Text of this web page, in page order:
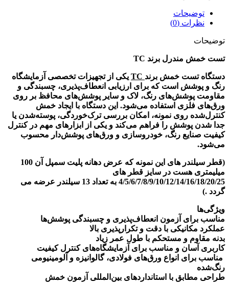
توضیحات
نظرات (0)
توضیحات
تست خمش مندرل برند TC
دستگاه تست خمش برند
یکی از تجهیزات تخصصی آزمایشگاه
رنگ و پوشش است که برای ارزیابی انعطاف‌پذیری، چسبندگی و
مقاومت پوشش‌های رنگ، لاک و سایر پوشش‌های محافظ بر روی
ورق‌های فلزی استفاده می‌شود. این دستگاه با ایجاد خمش
کنترل‌شده روی نمونه، امکان بررسی ترک‌خوردگی، پوسته‌شدن یا
جدا شدن پوشش را فراهم می‌کند و یکی از ابزارهای مهم در کنترل
کیفیت صنایع رنگ، خودروسازی و ورق‌های پوشش‌دار محسوب
می‌شود.
(قطر سیلندر های این نمونه که عرض دهانه پلیت سمپل آن 100
میلیمتری هست در سایز قطر های
4/5/6/7/8/9/10/12/14/16/18/20/25
به تعداد 13 سیلندر عرضه می
گردد .)
ویژگی‌ها
مناسب برای آزمون انعطاف‌پذیری و چسبندگی پوشش‌ها
عملکرد مکانیکی با دقت و تکرارپذیری بالا
بدنه مقاوم و مستحکم با طول عمر زیاد
کاربری آسان و مناسب برای آزمایشگاه‌های کنترل کیفیت
مناسب برای انواع ورق‌های فولادی، گالوانیزه و آلومینیومی
رنگ‌شده
طراحی مطابق با استانداردهای بین‌المللی آزمون خمش